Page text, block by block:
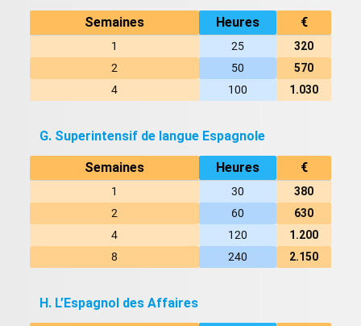
Semaines Heures €
1 25
320
2
50
570
4
100 1.030
G. Superintensif de langue Espagnole
Semaines Heures €
1 30
380
2
60
630
4
120
1.200
8
240 2.150
H. L’Espagnol des Affaires